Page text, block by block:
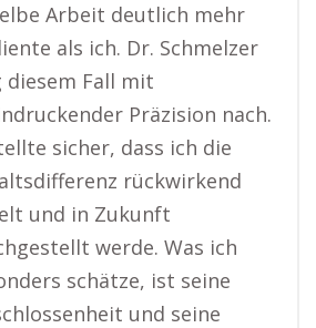
Arbeit deutlich mehr
als ich. Dr. Schmelzer
diesem Fall mit
Präzision nach.
sicher, dass ich die
rückwirkend
und in Zukunft
werde. Was ich
schätze, ist seine
und seine